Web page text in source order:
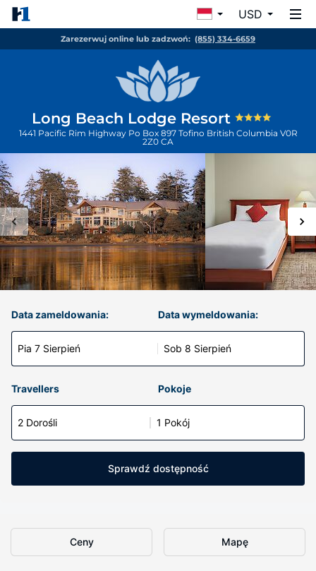
USD
Zarezerwuj online lub zadzwoń: (855) 334-6659
Long Beach Lodge Resort
1441 Pacific Rim Highway Po Box 897 Tofino British Columbia V0R
2Z0 CA
Data zameldowania:
Pia 7 Sierpień
Data wymeldowania:
Sob 8 Sierpień
Travellers Pokoje
2 Dorośli 1 Pokój
Sprawdź dostępność
Ceny Mapę